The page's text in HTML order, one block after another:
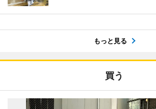
もっと見る
買う